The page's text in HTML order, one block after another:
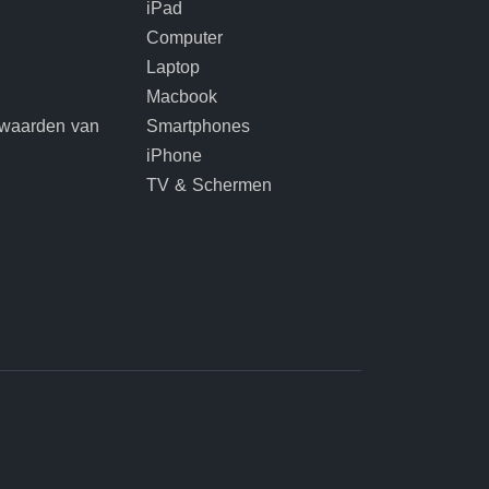
van
iPad
Computer
Laptop
Macbook
Smartphones
iPhone
TV & Schermen